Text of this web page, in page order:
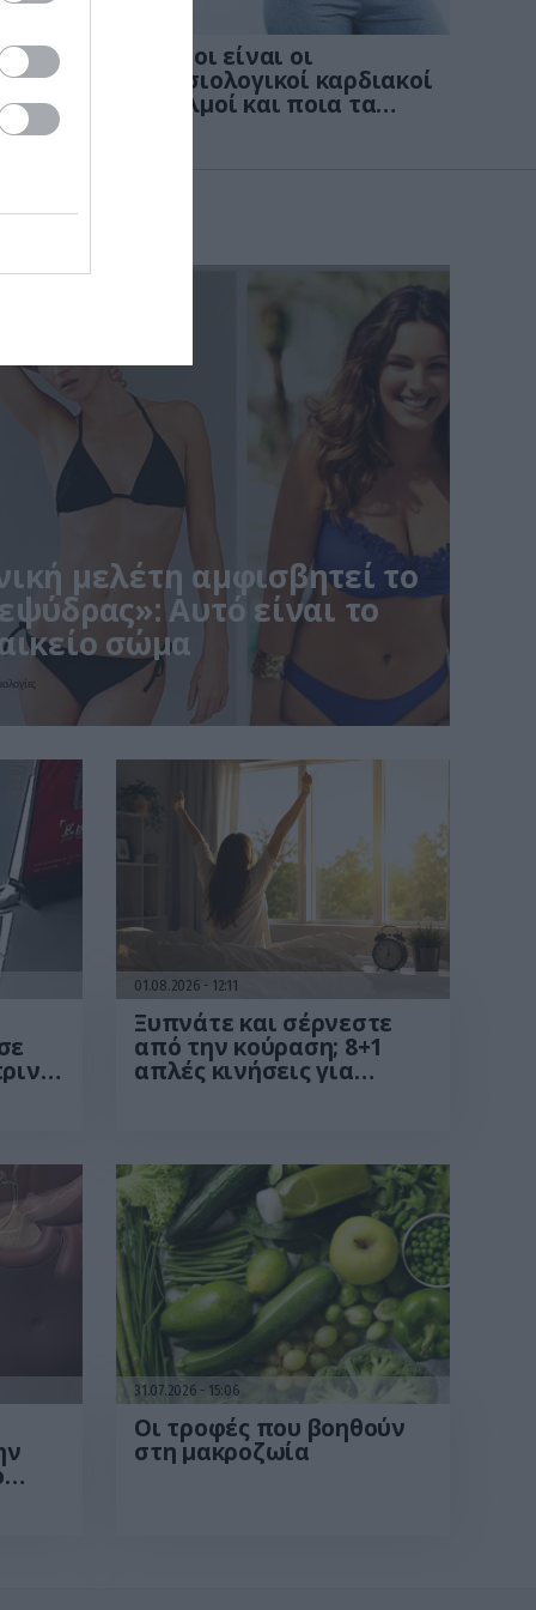
Οι
Ποιοι είναι οι
φυσιολογικοί καρδιακοί
παλμοί και ποια τα
μελέτη αμφισβητεί το
Αυτό είναι το
σώμα
01.08.2026 12:11
Ξυπνάτε και σέρνεστε
από την κούραση; 8+1
απλές κινήσεις για
31.07.2026 15:06
Οι τροφές που βοηθούν
στη μακροζωία